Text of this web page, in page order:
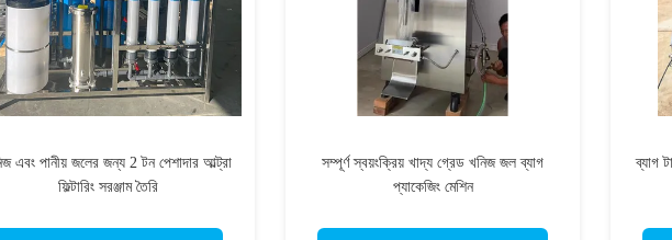
এবং পানীয় জলের জন্য 2 টন পেশাদার আল্ট্রা
ফিল্টারিং সরঞ্জাম তৈরি
সম্পূর্ণ স্বয়ংক্রিয় খাদ্য গ্রেড খনিজ জল ব্যাগ
প্যাকেজিং মেশিন
ব্যাগ